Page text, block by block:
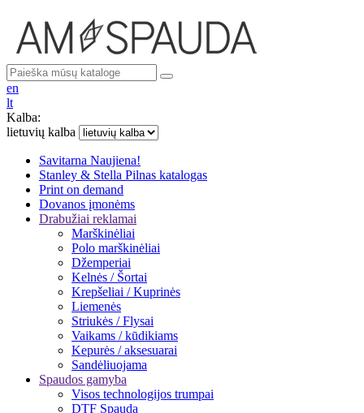
en
lt
Kalba:
lietuvių kalba
Savitarna Naujiena!
Stanley & Stella Pilnas katalogas
Print on demand
Dovanos įmonėms
Drabužiai reklamai
Marškinėliai
Polo marškinėliai
Džemperiai
Kelnės / Šortai
Krepšeliai / Kuprinės
Liemenės
Striukės / Flysai
Vaikams / kūdikiams
Kepurės / aksesuarai
Sandėliuojama
Spaudos gamyba
Visos technologijos trumpai
DTF Spauda